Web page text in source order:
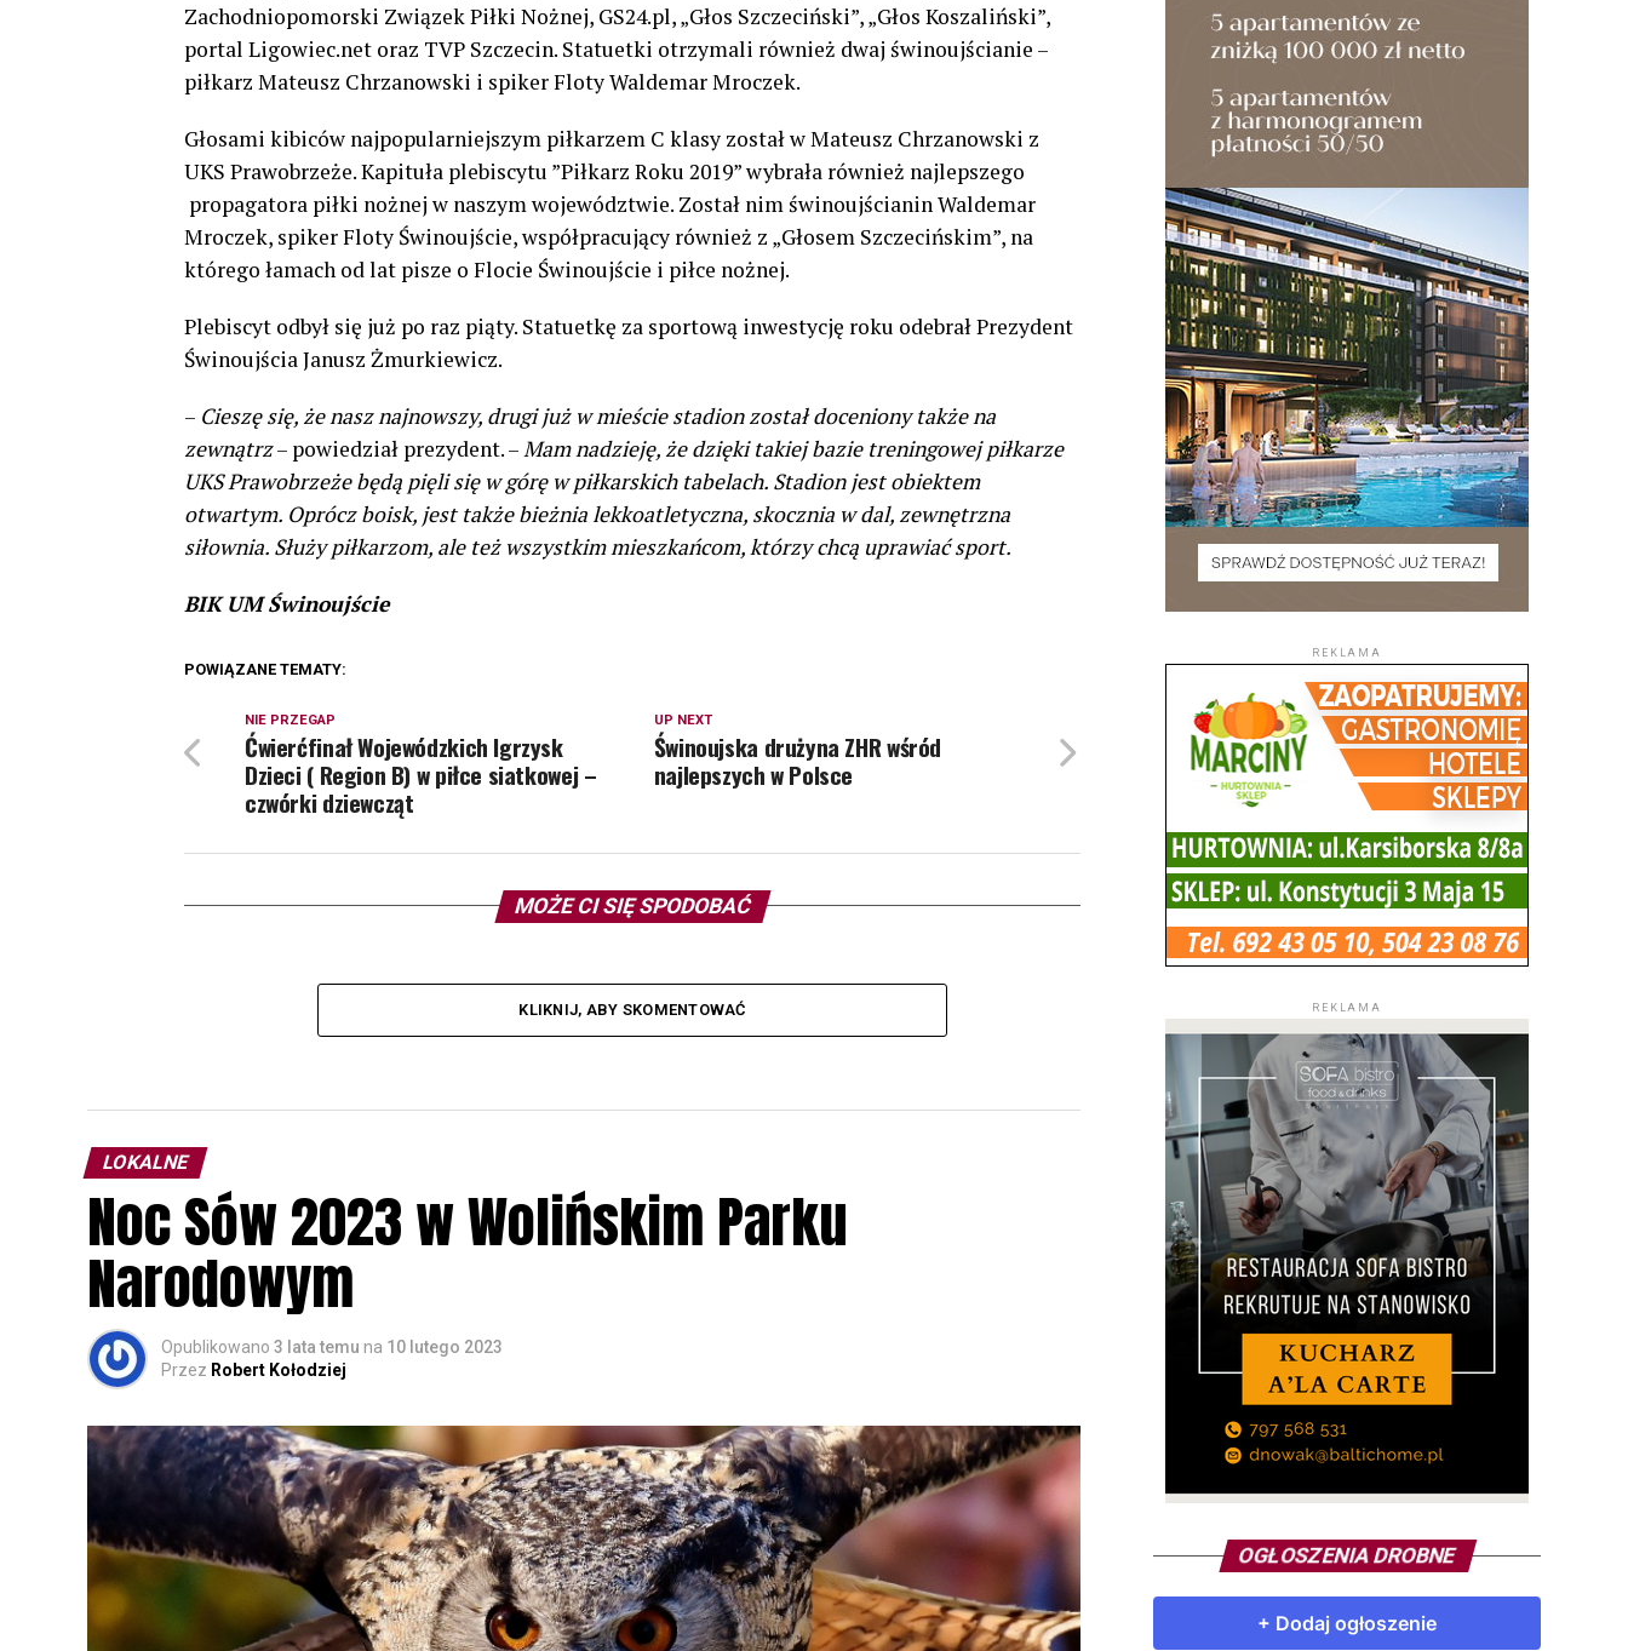
Zachodniopomorski Związek Piłki Nożnej, GS24.pl, „Głos Szczeciński”, „Głos Koszaliński”,
portal Ligowiec.net oraz TVP Szczecin. Statuetki otrzymali również dwaj świnoujścianie –
piłkarz Mateusz Chrzanowski i spiker Floty Waldemar Mroczek.
Głosami kibiców najpopularniejszym piłkarzem C klasy został w Mateusz Chrzanowski z
UKS Prawobrzeże. Kapituła plebiscytu ”Piłkarz Roku 2019” wybrała również najlepszego
propagatora piłki nożnej w naszym województwie. Został nim świnoujścianin Waldemar
Mroczek, spiker Floty Świnoujście, współpracujący również z „Głosem Szczecińskim”, na
którego łamach od lat pisze o Flocie Świnoujście i piłce nożnej.
Plebiscyt odbył się już po raz piąty. Statuetkę za sportową inwestycję roku odebrał Prezydent
Świnoujścia Janusz Żmurkiewicz.
– Cieszę się, że nasz najnowszy, drugi już w mieście stadion został doceniony także na
zewnątrz– powiedział prezydent. –Mam nadzieję, że dzięki takiej bazie treningowej piłkarze
UKS Prawobrzeże będą pięli się w górę w piłkarskich tabelach. Stadion jest obiektem
otwartym. Oprócz boisk, jest także bieżnia lekkoatletyczna, skocznia w dal, zewnętrzna
siłownia. Służy piłkarzom, ale też wszystkim mieszkańcom, którzy chcą uprawiać sport.
BIK UM Świnoujście
POWIĄZANE TEMATY:
UP NEXT
Świnoujska drużyna ZHR wśród
najlepszych w Polsce
NIE PRZEGAP
Ćwierćfinał Wojewódzkich Igrzysk
Dzieci ( Region B) w piłce siatkowej –
czwórki dziewcząt
MOŻE CI SIĘ SPODOBAĆ
KLIKNIJ, ABY SKOMENTOWAĆ
LOKALNE
Noc Sów 2023 w Wolińskim Parku
Narodowym
Opublikowano 3 lata temu na 10 lutego 2023
Przez Robert Kołodziej
REKLAMA
REKLAMA
OGŁOSZENIA DROBNE